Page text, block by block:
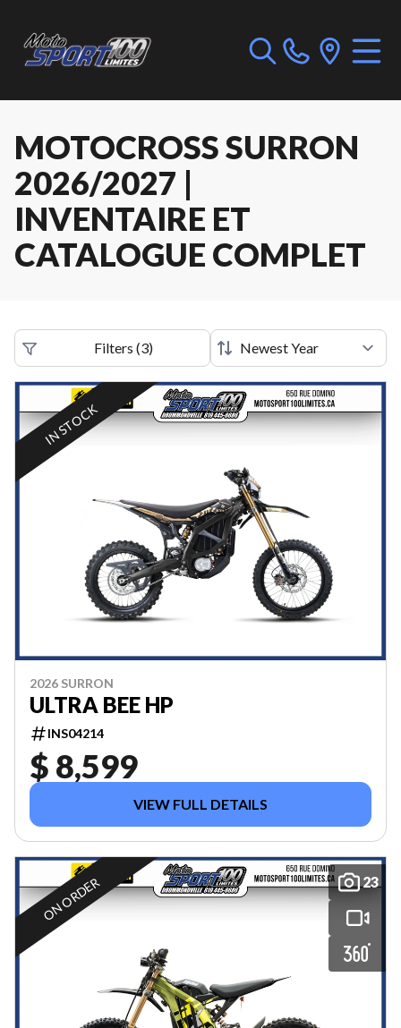
MOTOCROSS SURRON
2026/2027 |
INVENTAIRE ET
CATALOGUE COMPLET
Filters (3)
IN STOCK
2026 SURRON
ULTRA BEE HP
INS04214
$ 8,599
VIEW FULL DETAILS
23
ON ORDER